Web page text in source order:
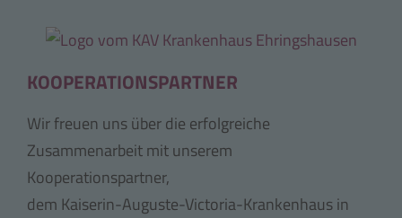
KOOPERATIONSPARTNER
Wir freuen uns über die erfolgreiche
Zusammenarbeit mit unserem
Kooperationspartner,
dem Kaiserin-Auguste-Victoria-Krankenhaus in